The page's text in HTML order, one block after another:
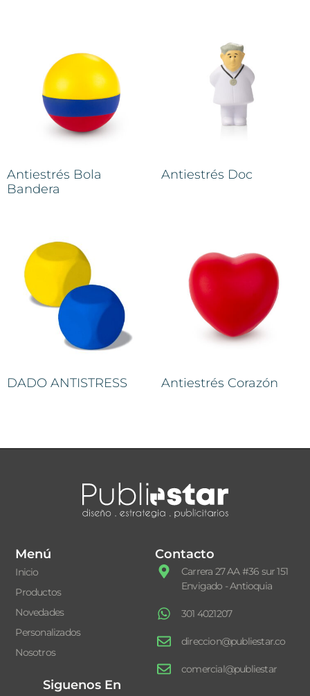
Antiestrés Bola
Bandera
Antiestrés Doc
DADO ANTISTRESS Antiestrés Corazón
Menú
Inicio
Productos
Novedades
Personalizados
Nosotros
Contacto
Carrera 27 AA #36 sur 151
Envigado - Antioquia
301 4021207
direccion@publiestar.co
comercial@publiestar
Siguenos En